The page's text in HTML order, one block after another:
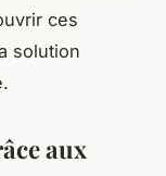
ces
solution
aux